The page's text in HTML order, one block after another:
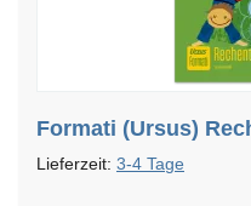
Formati (Ursus)
Lieferzeit: 3-4 Tage